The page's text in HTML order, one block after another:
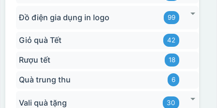
Đồ điện gia dụng in logo 99
Giỏ quà Tết 42
Rượu tết 18
Quà trung thu 6
Vali quà tặng 30